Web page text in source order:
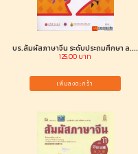
บร.สัมผัสภาษาจีน ระดับประถมศึกษา ล....
125.00 บาท
เพิ่มลงตะกร้า